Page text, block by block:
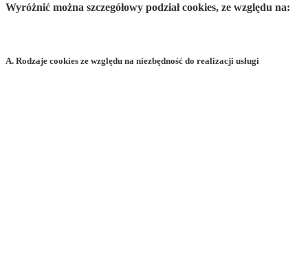
Wyróżnić można szczegółowy podział cookies, ze względu na:
A. Rodzaje cookies ze względu na niezbędność do realizacji usługi